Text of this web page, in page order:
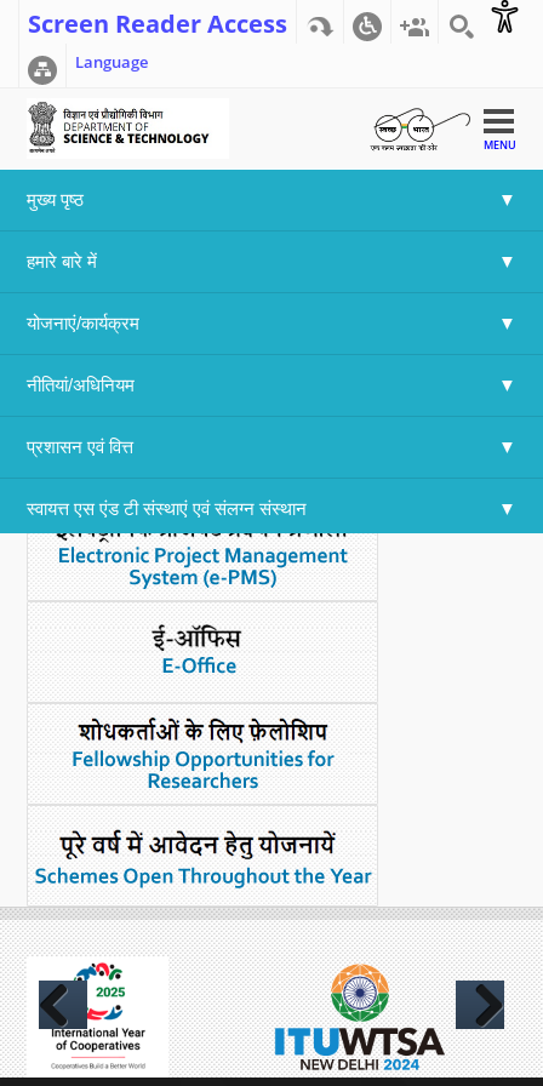
Screen Reader Access
Language
MENU
मुख्य पृष्ठ
हमारे बारे में
योजनाएं/कार्यक्रम
नीतियां/अधिनियम
प्रशासन एवं वित्त
स्वायत्त एस एंड टी संस्थाएं एवं संलग्न संस्थान
नया क्या है
डीएसटी डैशबोर्ड
Home>>
मैटेरियल्स, हैदराबाद
इंटरनेशनल एडवांस्ड रिसर्च सेंटर फॉर पाउडर मेताल्लुर्ग्य
Previous Next